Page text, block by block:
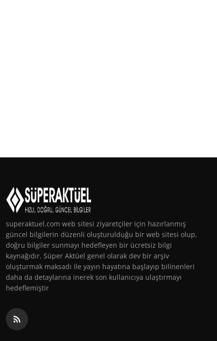
superaktuel.com web sitesi ziyaretçiler için hazırlanmış
güncel bilgilerin düzenli oluşturulduğu bir web sitesi olup,
doğru bilgiler sunmayı hedefleyen bir ücretsiz bilgi
kaynağıdır. Süper Aktüel genel olarak dev bir arşiv
oluşturmak maksadı ile yayın hayatına başlayıp bilinenleri
daha da detaylarına inerek son kullanıcıya ulaştırmayı
hedeflemiştir